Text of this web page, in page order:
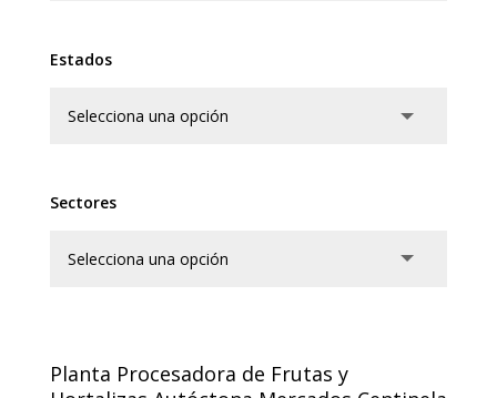
Estados
Sectores
Planta Procesadora de Frutas y